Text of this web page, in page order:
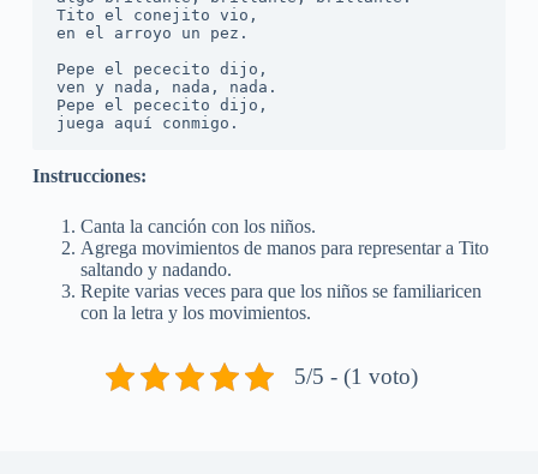
Tito el conejito vio,
en el arroyo un pez.
Pepe el pececito dijo,
ven y nada, nada, nada.
Pepe el pececito dijo,
juega aquí conmigo.
Instrucciones:
Canta la canción con los niños.
Agrega movimientos de manos para representar a Tito
saltando y nadando.
Repite varias veces para que los niños se familiaricen
con la letra y los movimientos.
5/5 - (1 voto)